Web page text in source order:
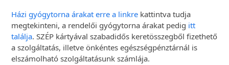
Házi gyógytorna árakat erre a linkre kattintva tudja
megtekinteni, a rendelői gyógytorna árakat pedig itt
találja. SZÉP kártyával szabadidős keretösszegből fizethető
a szolgáltatás, illetve önkéntes egészségpénztárnál is
elszámolható szolgáltatásunk számlája.